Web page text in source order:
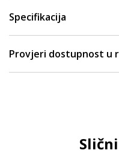
Specifikacija
Provjeri dostupnost u